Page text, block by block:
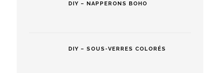
DIY – NAPPERONS BOHO
DIY – SOUS-VERRES COLORÉS